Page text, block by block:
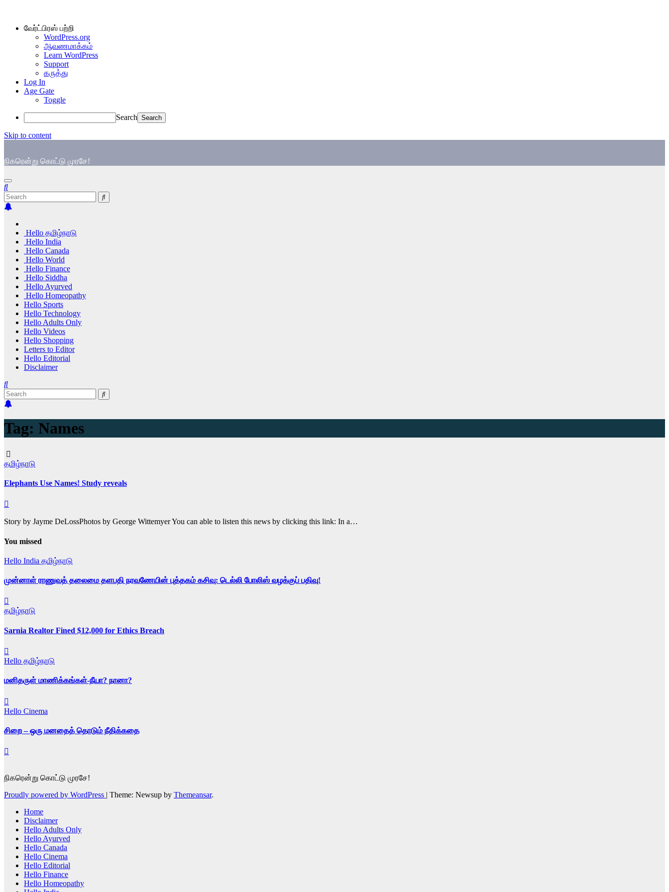
வேர்ட்பிரஸ் பற்றி
WordPress.org
ஆவணமாக்கம்
Learn WordPress
Support
கருத்து
Log In
Age Gate
Toggle
Search
Skip to content
நிகரென்று கொட்டு முரசே!
Hello தமிழ்நாடு
Hello India
Hello Canada
Hello World
Hello Finance
Hello Siddha
Hello Ayurved
Hello Homeopathy
Hello Sports
Hello Technology
Hello Adults Only
Hello Videos
Hello Shopping
Letters to Editor
Hello Editorial
Disclaimer
Tag: Names
தமிழ்நாடு
Elephants Use Names! Study reveals
Story by Jayme DeLossPhotos by George Wittemyer You can able to listen this news by clicking this link: In a…
You missed
Hello India தமிழ்நாடு
முன்னாள் ராணுவத் தலைமை தளபதி நரவணேயின் புத்தகம் கசிவு: டெல்லி போலிஸ் வழக்குப் பதிவு!
தமிழ்நாடு
Sarnia Realtor Fined $12,000 for Ethics Breach
Hello தமிழ்நாடு
மனிதருள் மாணிக்கங்கள்-நீயா? நானா?
Hello Cinema
சிறை – ஒரு மனதைத் தொடும் நீதிக்கதை
நிகரென்று கொட்டு முரசே!
Proudly powered by WordPress | Theme: Newsup by Themeansar.
Home
Disclaimer
Hello Adults Only
Hello Ayurved
Hello Canada
Hello Cinema
Hello Editorial
Hello Finance
Hello Homeopathy